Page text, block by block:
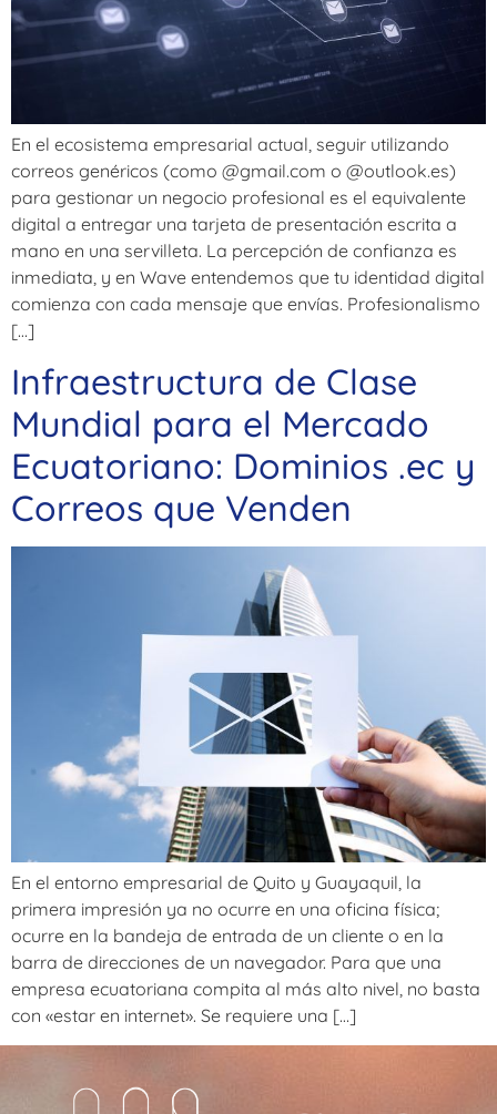
En el ecosistema empresarial actual, seguir utilizando
correos genéricos (como @gmail.com o @outlook.es)
para gestionar un negocio profesional es el equivalente
digital a entregar una tarjeta de presentación escrita a
mano en una servilleta. La percepción de confianza es
inmediata, y en Wave entendemos que tu identidad digital
comienza con cada mensaje que envías. Profesionalismo
[…]
Infraestructura de Clase
Mundial para el Mercado
Ecuatoriano: Dominios .ec y
Correos que Venden
En el entorno empresarial de Quito y Guayaquil, la
primera impresión ya no ocurre en una oficina física;
ocurre en la bandeja de entrada de un cliente o en la
barra de direcciones de un navegador. Para que una
empresa ecuatoriana compita al más alto nivel, no basta
con «estar en internet». Se requiere una […]